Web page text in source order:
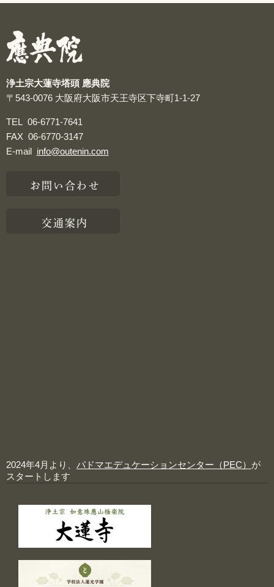
浄土宗大蓮寺塔頭 應典院
〒543-0076 大阪府大阪市天王寺区下寺町1-1-27
TEL 06-6771-7641
FAX 06-6770-3147
E-mail info@outenin.com
お問い合わせ
交通案内
2024年4月より、 パドマエデュケーションセンター（PEC） が
スタートします